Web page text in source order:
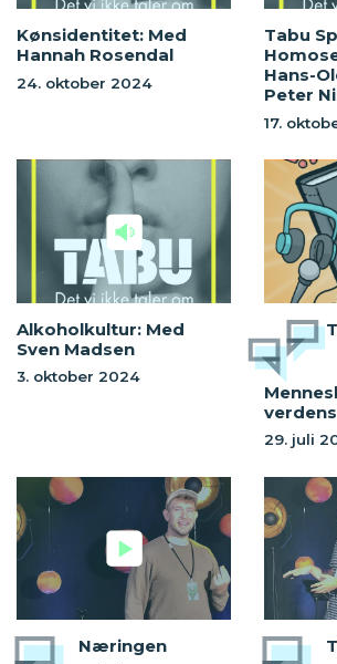
Kønsidentitet: Med
Hannah Rosendal
24. oktober 2024
Tabu
Hans-
Peter
17.
Alkoholkultur: Med
Sven Madsen
3. oktober 2024
29. juli
Næringen